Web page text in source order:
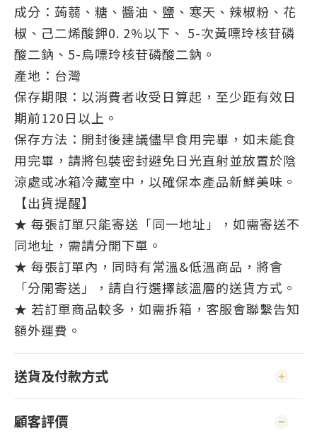
成分：蒟蒻、糖、醬油、鹽、寒天、辣椒粉、花
椒、己二烯酸鉀0. 2%以下、 5-次黃嘌玲核苷磷
酸二鈉、5-烏嘌玲核苷磷酸二鈉。
產地：台灣
保存期限：以消費者收受日算起，至少距有效日
期前120日以上。
保存方法：開封後建議儘早食用完畢，如未能食
用完畢，請將包裝密封避免日光直射並放置於陰
涼處或冰箱冷藏室中，以確保本產品新鮮美味。
【出貨提醒】
★ 每張訂單只能寄送「同一地址」，如需寄送不
同地址，需請分開下單。
★ 每張訂單內，同時有常溫&低溫商品，將會
「分開寄送」，請自行選擇該溫層的送貨方式。
★ 若訂單商品較多，如需拆箱，客服會聯繫告知
額外運費。
送貨及付款方式
顧客評價